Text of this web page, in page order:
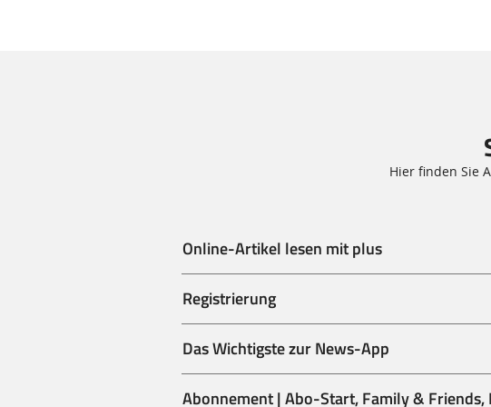
Hier finden Sie
Online-Artikel lesen mit plus
Registrierung
Das Wichtigste zur News-App
Abonnement | Abo-Start, Family & Friends,